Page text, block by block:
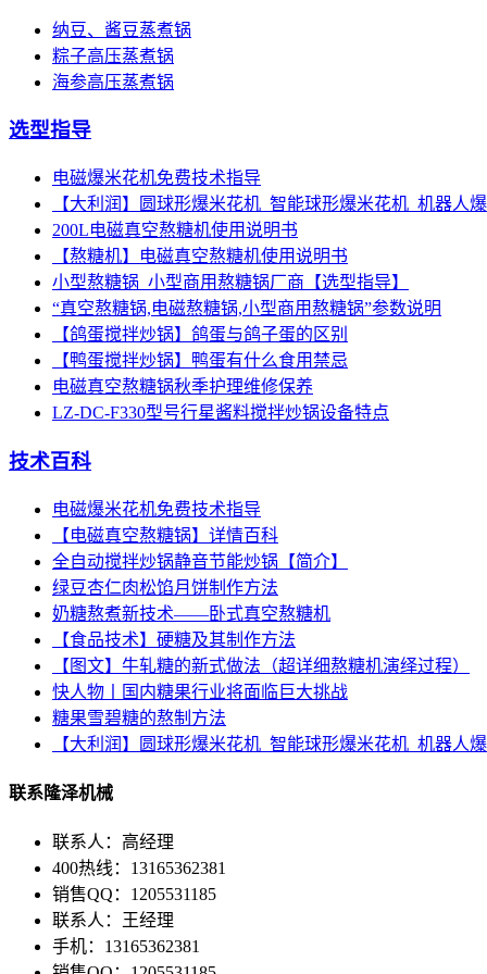
纳豆、酱豆蒸煮锅
粽子高压蒸煮锅
海参高压蒸煮锅
选型指导
电磁爆米花机免费技术指导
【大利润】圆球形爆米花机_智能球形爆米花机_机器人
200L电磁真空熬糖机使用说明书
【熬糖机】电磁真空熬糖机使用说明书
小型熬糖锅_小型商用熬糖锅厂商【选型指导】
“真空熬糖锅,电磁熬糖锅,小型商用熬糖锅”参数说明
【鸽蛋搅拌炒锅】鸽蛋与鸽子蛋的区别
【鸭蛋搅拌炒锅】鸭蛋有什么食用禁忌
电磁真空熬糖锅秋季护理维修保养
LZ-DC-F330型号行星酱料搅拌炒锅设备特点
技术百科
电磁爆米花机免费技术指导
【电磁真空熬糖锅】详情百科
全自动搅拌炒锅静音节能炒锅【简介】
绿豆杏仁肉松馅月饼制作方法
奶糖熬煮新技术——卧式真空熬糖机
【食品技术】硬糖及其制作方法
【图文】牛轧糖的新式做法（超详细熬糖机演绎过程）
快人物丨国内糖果行业将面临巨大挑战
糖果雪碧糖的熬制方法
【大利润】圆球形爆米花机_智能球形爆米花机_机器人
联系隆泽机械
联系人：高经理
400热线：13165362381
销售QQ：1205531185
联系人：王经理
手机：13165362381